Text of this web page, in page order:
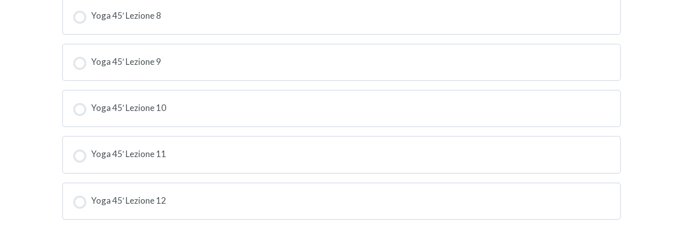
Yoga 45′ Lezione 8
Yoga 45′ Lezione 9
Yoga 45′ Lezione 10
Yoga 45′ Lezione 11
Yoga 45′ Lezione 12